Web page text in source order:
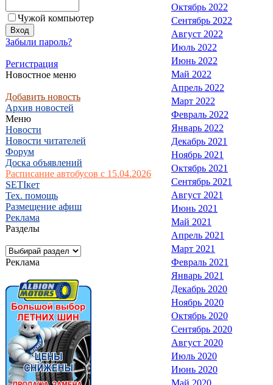
Чужой компьютер
Забыли пароль?
Регистрация
Новостное меню
Добавить новость
Архив новостей
Меню
Новости
Новости читателей
Форум
Доска объявлений
Расписание автобусов с 15.04.2026
SETIкет
Тех. помощь
Размещение афиш
Реклама
Разделы
Реклама
Октябрь 2022
Сентябрь 2022
Август 2022
Июль 2022
Июнь 2022
Май 2022
Апрель 2022
Март 2022
Февраль 2022
Январь 2022
Декабрь 2021
Ноябрь 2021
Октябрь 2021
Сентябрь 2021
Август 2021
Июнь 2021
Май 2021
Апрель 2021
Март 2021
Февраль 2021
Январь 2021
Декабрь 2020
Ноябрь 2020
Октябрь 2020
Сентябрь 2020
Август 2020
Июль 2020
Июнь 2020
Май 2020